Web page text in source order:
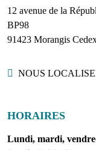
12 avenue de la
BP98
91423 Morangis
NOUS
HORAIRES
Lundi, mardi,